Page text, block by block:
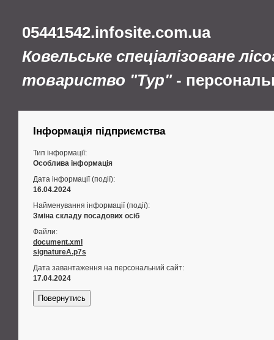
05441542.infosite.com.ua
Ковельське спеціалізоване
товариство "Тур"-
Інформація підприємства
Тип інформації:
Особлива інформація
Дата інформації (події):
16.04.2024
Найменування інформації (події):
Зміна складу посадових осіб
Файли:
document.xml
signatureA.p7s
Дата завантаження на персональний сайт:
17.04.2024
Повернутись